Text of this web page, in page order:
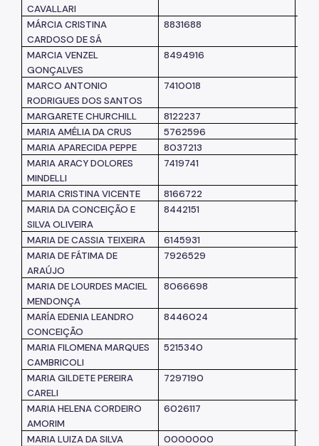
CAVALLARI
MÁRCIA CRISTINA
CARDOSO DE SÁ
8831688
MARCIA VENZEL
GONÇALVES
8494916
MARCO ANTONIO
RODRIGUES DOS SANTOS
7410018
MARGARETE CHURCHILL 8122237
MARIA AMÉLIA DA CRUS
5762596
MARIA APARECIDA PEPPE
8037213
MARIA ARACY DOLORES
MINDELLI
7419741
MARIA CRISTINA VICENTE 8166722
MARIA DA CONCEIÇÃO E
SILVA OLIVEIRA
8442151
MARIA DE CASSIA TEIXEIRA 6145931
MARIA DE FÁTIMA DE
ARAÚJO
7926529
MARIA DE LOURDES MACIEL
MENDONÇA
8066698
MARÍA EDENIA LEANDRO
CONCEIÇÃO
8446024
MARIA FILOMENA MARQUES
CAMBRICOLI
5215340
MARIA GILDETE PEREIRA
CARELI
7297190
MARIA HELENA CORDEIRO
AMORIM
6026117
MARIA LUIZA DA SILVA 0000000